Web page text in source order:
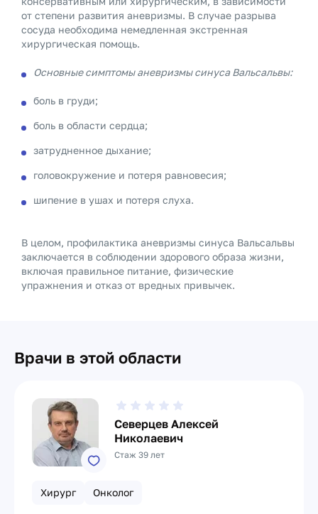
от степени развития аневризмы. В случае разрыва
сосуда необходима немедленная экстренная
хирургическая помощь.
Основные симптомы аневризмы синуса Вальсальвы:
боль в груди;
боль в области сердца;
затрудненное дыхание;
головокружение и потеря равновесия;
шипение в ушах и потеря слуха.
В целом, профилактика аневризмы синуса Вальсальвы
заключается в соблюдении здорового образа жизни,
включая правильное питание, физические
упражнения и отказ от вредных привычек.
Врачи в этой области
Северцев Алексей
Николаевич
Стаж 39 лет
Хирург Онколог